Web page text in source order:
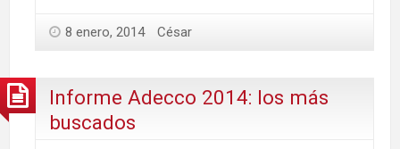
8 enero, 2014 César
Informe Adecco 2014: los más
buscados